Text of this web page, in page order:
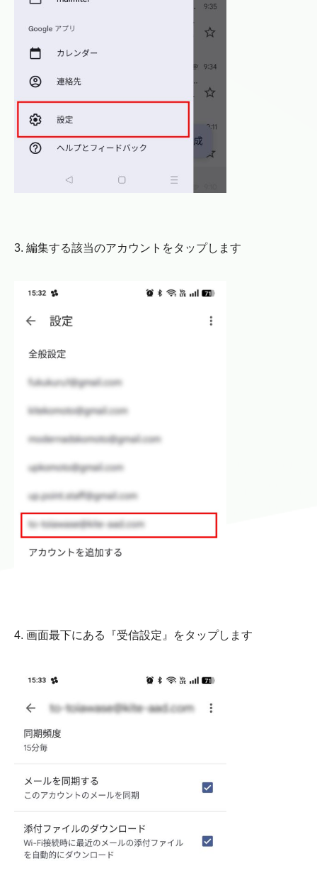
3. 編集する該当のアカウントをタップします
4. 画面最下にある『受信設定』をタップします